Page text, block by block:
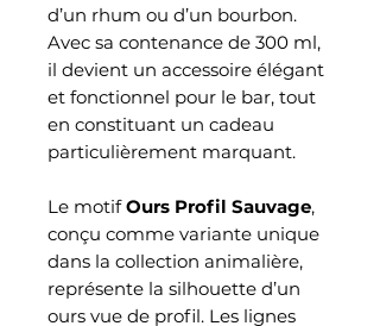
d’un rhum ou d’un bourbon.
Avec sa contenance de 300 ml,
il devient un accessoire élégant
et fonctionnel pour le bar, tout
en constituant un cadeau
particulièrement marquant.
Le motifOurs Profil Sauvage,
conçu comme variante unique
dans la collection animalière,
représente la silhouette d’un
ours vue de profil. Les lignes